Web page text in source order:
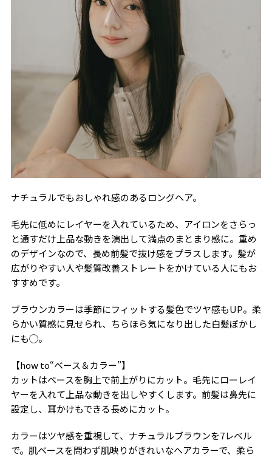
ナチュラルでもおしゃれ感のあるロングヘア。
毛先に低めにレイヤーを入れているため、アイロンをさらっ
と通すだけ上品な動きを演出して満点のまとまり感に。重め
のデザインなので、長め前髪で抜け感をプラスします。髪が
広がりやすい人や髪質改善ストレートをかけている人にもお
すすめです。
ブラウンカラーは季節にフィットする髪色でツヤ感もUP。柔
らかい質感に見せられ、ちらほら気になり出した白髪ぼかし
にも◯。
【how to“ベース＆カラー”】
カットはベースを胸上で前上がりにカット。毛先にローレイ
ヤーを入れて上品な動きを出しやすくします。前髪は鼻先に
設定し、耳かけもできる長めにカット。
カラーはツヤ感を重視して、ナチュラルブラウンを7レベル
で。肌ベースを問わず肌映りがきれいなヘアカラーで、柔ら